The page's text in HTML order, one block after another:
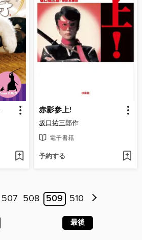
赤影参上!
坂口祐三郎作
電子書籍
予約する
507 508 509 510
最後